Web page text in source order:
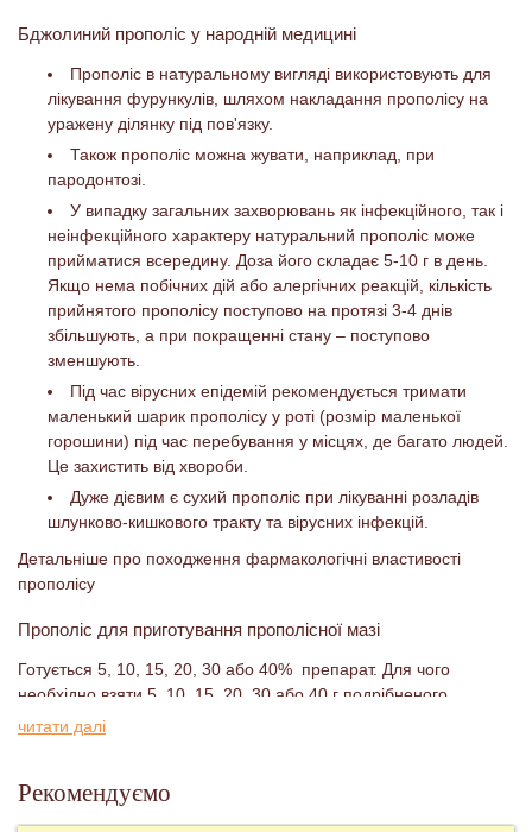
Бджолиний прополіс у народній медицині
Прополіс в натуральному вигляді використовують для
лікування фурункулів, шляхом накладання прополісу на
уражену ділянку під пов'язку.
Також прополіс можна жувати, наприклад, при
пародонтозі.
У випадку загальних захворювань як інфекційного, так і
неінфекційного характеру натуральний прополіс може
прийматися всередину. Доза його складає 5-10 г в день.
Якщо нема побічних дій або алергічних реакцій, кількість
прийнятого прополісу поступово на протязі 3-4 днів
збільшують, а при покращенні стану – поступово
зменшують.
Під час вірусних епідемій рекомендується тримати
маленький шарик прополісу у роті (розмір маленької
горошини) під час перебування у місцях, де багато людей.
Це захистить від хвороби.
Дуже дієвим є сухий прополіс при лікуванні розладів
шлунково-кишкового тракту та вірусних інфекцій.
Детальніше про походження фармакологічні властивості
прополісу
Прополіс для приготування прополісної мазі
Готується 5, 10, 15, 20, 30 або 40% препарат. Для чого
необхідно взяти 5, 10, 15, 20, 30 або 40 г подрібненого
прополісу, покласти в емальований посуд і розтопити на
оливкової олії (щоб загальна вага жировоії основи та прополісу
читати далі
Рекомендуємо